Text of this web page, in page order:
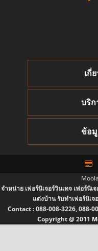
เกี่
บริ
ข้อ
จำหน่าย เฟอร์นิเจอร์วินเทจ เฟอร์นิเ
แต่งบ้าน รับทำเฟอร์นิเ
Contact :088-008-3226, 088-
Copyright @ 2011